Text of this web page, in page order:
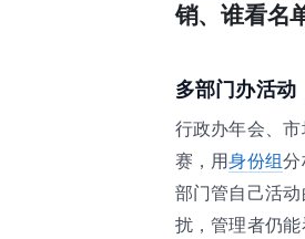
销、谁看名
多部门办活动
行政办年会、
赛，用身份组
部门管自己活
扰，管理者仍